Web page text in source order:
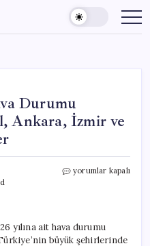
Durumu
Ankara, İzmir ve
Kurban
İstanbul,
Ankara,
yorumlar kapalı
yılına ait hava durumu
büyük şehirlerinde